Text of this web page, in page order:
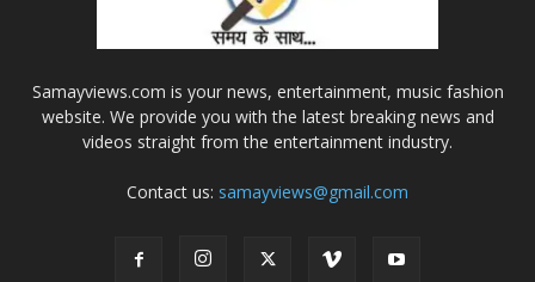
Samayviews.com is your news, entertainment, music fashion
website. We provide you with the latest breaking news and
videos straight from the entertainment industry.
Contact us: samayviews@gmail.com